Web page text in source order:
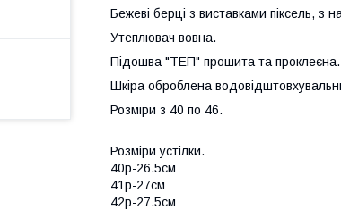
Бежеві берці з виставками піксель, з
Утеплювач вовна.
Підошва "ТЕП" прошита та проклеєна.
Шкіра оброблена
Розміри з 40 по 46.
Розміри устілки.
40р-26.5см
41р-27см
42р-27.5см